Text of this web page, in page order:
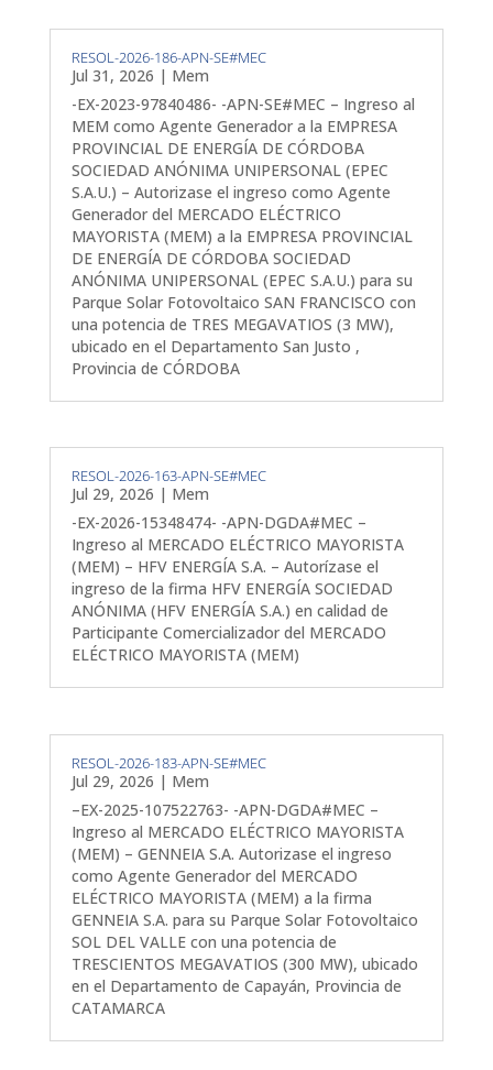
RESOL-2026-186-APN-SE#MEC
Jul 31, 2026 | Mem
-EX-2023-97840486- -APN-SE#MEC – Ingreso al
MEM como Agente Generador a la EMPRESA
PROVINCIAL DE ENERGÍA DE CÓRDOBA
SOCIEDAD ANÓNIMA UNIPERSONAL (EPEC
S.A.U.) – Autorizase el ingreso como Agente
Generador del MERCADO ELÉCTRICO
MAYORISTA (MEM) a la EMPRESA PROVINCIAL
DE ENERGÍA DE CÓRDOBA SOCIEDAD
ANÓNIMA UNIPERSONAL (EPEC S.A.U.) para su
Parque Solar Fotovoltaico SAN FRANCISCO con
una potencia de TRES MEGAVATIOS (3 MW),
ubicado en el Departamento San Justo ,
Provincia de CÓRDOBA
RESOL-2026-163-APN-SE#MEC
Jul 29, 2026 | Mem
-EX-2026-15348474- -APN-DGDA#MEC –
Ingreso al MERCADO ELÉCTRICO MAYORISTA
(MEM) – HFV ENERGÍA S.A. – Autorízase el
ingreso de la firma HFV ENERGÍA SOCIEDAD
ANÓNIMA (HFV ENERGÍA S.A.) en calidad de
Participante Comercializador del MERCADO
ELÉCTRICO MAYORISTA (MEM)
RESOL-2026-183-APN-SE#MEC
Jul 29, 2026 | Mem
–EX-2025-107522763- -APN-DGDA#MEC –
Ingreso al MERCADO ELÉCTRICO MAYORISTA
(MEM) – GENNEIA S.A. Autorizase el ingreso
como Agente Generador del MERCADO
ELÉCTRICO MAYORISTA (MEM) a la firma
GENNEIA S.A. para su Parque Solar Fotovoltaico
SOL DEL VALLE con una potencia de
TRESCIENTOS MEGAVATIOS (300 MW), ubicado
en el Departamento de Capayán, Provincia de
CATAMARCA